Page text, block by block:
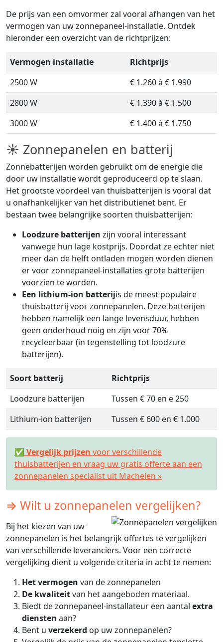
De prijs van een omvormer zal vooral afhangen van het
vermogen van uw zonnepaneel-installatie. Ontdek
hieronder een overzicht van de richtprijzen:
Vermogen installatie
Richtprijs
2500 W
€ 1.260 à € 1.990
2800 W
€ 1.390 à € 1.500
3000 W
€ 1.400 à € 1.750
☀ Zonnepanelen en batterij
Zonnebatterijen worden gebruikt om de energie die
door uw installatie wordt geproduceerd op te slaan.
Het grootste voordeel van thuisbatterijen is vooral dat
u onafhankelijker van het distributienet bent. Er
bestaan twee belangrijke soorten thuisbatterijen:
Loodzure batterijen zijn vooral interessant
vanwege hun lage kostprijs. Doordat ze echter niet
meer dan de helft ontladen mogen worden dienen
er voor zonnepaneel-installaties grote batterijen
voorzien te worden.
Een lithium-ion batterijis de meest populaire
thuisbatterij voor zonnepanelen. Deze batterijen
hebben namelijk een lange levensduur, hebben
geen onderhoud noig en zijn voor 70%
recycleerbaar (in tegenstelling tot loodzure
batterijen).
Soort batterij
Richtprijs
Loodzure batterijen
Tussen € 70 en e 250
Lithium-ion batterijen
Tussen € 600 en € 1.000
✅ Vergelijk prijzen voor verschillende
thuisbatterijen en vraag uw gratis offerte aan een
zonnepanelen specialist uit Machelen »
⇒ Wilt u zonnepanelen vergelijken?
Bij het kiezen van uw
zonnepanelen is het belangrijk offertes te vergelijken
van verschillende leveranciers. Voor een correcte
vergelijking dient u volgende criteria in acht te nemen:
Het vermogen van de zonnepanelen
De kwaliteitvan het aangeboden materiaal.
Biedt de zonnepaneel-installateur een aantal extra
diensten aan?
Bent u verzekerd op uw zonnepanelen?